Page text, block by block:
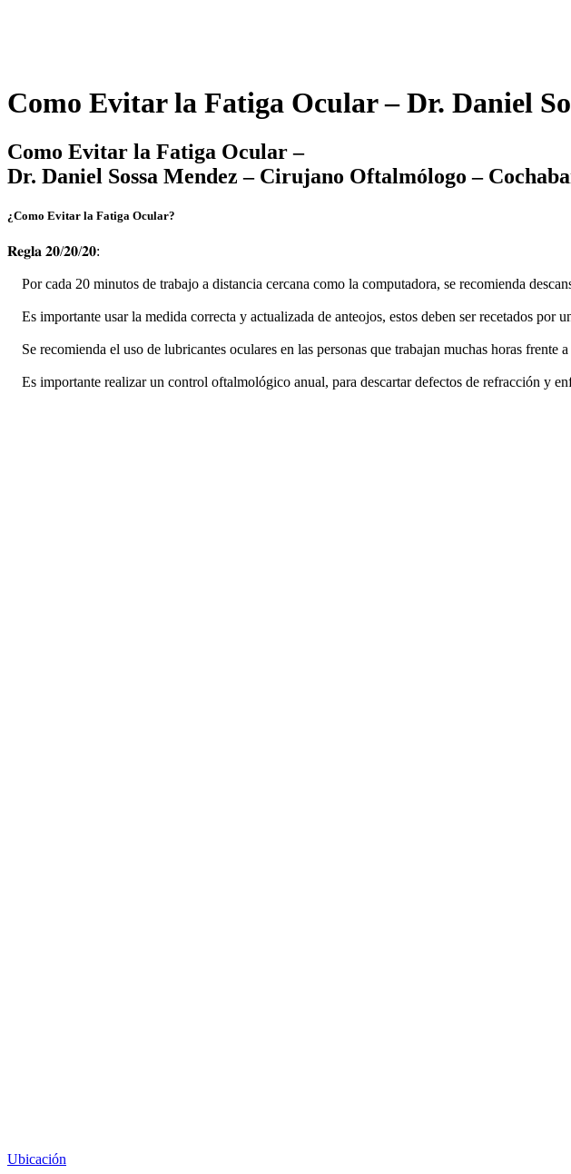
Como Evitar la Fatiga Ocular – Dr. Daniel
Como Evitar la Fatiga Ocular –
Dr. Daniel Sossa Mendez – Cirujano Oftalmólogo –
¿Como Evitar la Fatiga Ocular?
𝐑𝐞𝐠𝐥𝐚 𝟐𝟎/𝟐𝟎/𝟐𝟎:
Por cada 20 minutos de trabajo a distancia cercana como la computadora, se recomienda
Es importante usar la medida correcta y actualizada de anteojos, estos deben ser recetados por
Se recomienda el uso de lubricantes oculares en las personas que trabajan muchas horas frente
Es importante realizar un control oftalmológico anual, para descartar defectos de refracción y
Ubicación